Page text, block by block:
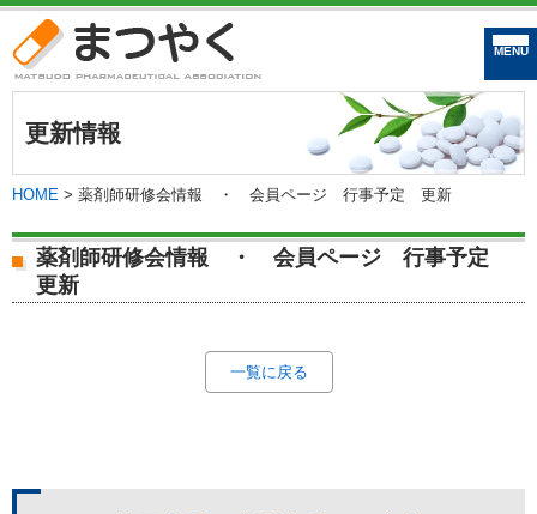
まつやく｜松戸市
更新情報
HOME > 薬剤師研修会情報 ・ 会員ページ 行事予定 更新
薬剤師研修会情報 ・ 会員ページ 行事予定
更新
一覧に戻る